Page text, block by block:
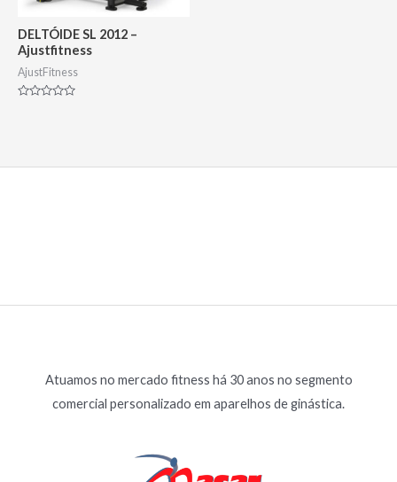
DELTÓIDE SL 2012 –
Ajustfitness
AjustFitness
Atuamos no mercado fitness há 30 anos no segmento
comercial personalizado em aparelhos de ginástica.